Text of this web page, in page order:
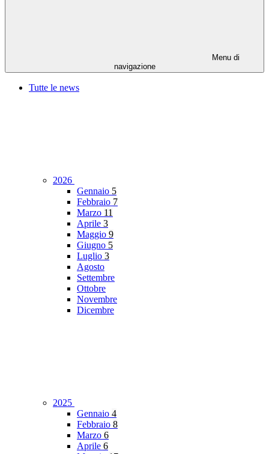
Menu di
navigazione
Tutte le news
2026
Gennaio 5
Febbraio 7
Marzo 11
Aprile 3
Maggio 9
Giugno 5
Luglio 3
Agosto
Settembre
Ottobre
Novembre
Dicembre
2025
Gennaio 4
Febbraio 8
Marzo 6
Aprile 6